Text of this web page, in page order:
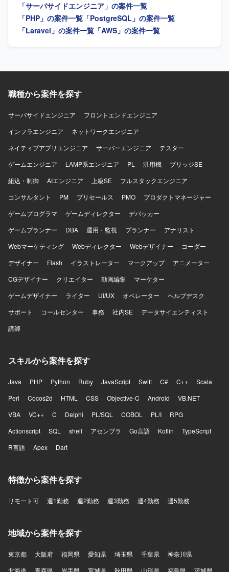
開発になります。次期フレームワークとしてLaravelや
Symfony等のMVCフレームワークを検討し、E2Eテスト自
動化にPlaywright等のツールを利用いたします。
やGoの導入も検討中です。 AIツール：Claude
Code, Cursor, Codex, Gemini など スクラム開発
（JIRAを利用） チーム構成：7名（ディレクター2名、エン
ジニア4名、アシスタント2名）
「サーバサイドエンジニア」の案件一覧
「PHP」の案件一覧 「PostgreSQL」の案件一覧
「Laravel」の案件一覧 「AWS」の案件一覧
職種から案件を探す
サーバサイドエンジニア
フロントエンドエンジニア
インフラエンジニア
ネットワークエンジニア
ネイティブアプリエンジニア
サーバーエンジニア
テスター
ゲームエンジニア
LAMP系エンジニア PL 汎用機
ブリッジSE
組込・制御
AIエンジニア 上級SE
フルスタックエンジニア
コンサルタント
PM プリセールス PMO
プロダクトマネージャー
ゲームプログラマ
ゲームディレクター
デバッカー
ゲームプランナー
DBA 運用・監視 プランナー
アナリスト
Webマーケティング
Webディレクター Webデザイナー
コーダー
デザイナー
Flash イラストレーター マークアップ
アニメーター
CGデザイナー
クリエイター 動画編集
マーケター
ゲームデザイナー
ライター UI/UX オペレーター
ヘルプデスク
サポート
コールセンター 事務 社内SE
データサイエンティスト
講師
スキルから案件を探す
Java PHP Python Ruby JavaScript Swift C# C++
Scala
Perl
Cocos2d HTML CSS Objective-C Android
VB.NET
VBA
VC++ C Delphi PL/SQL COBOL PL/I
RPG
Actionscript
SQL shell アセンブラ Go言語 Kotlin
TypeScript
R言語
Apex Dart
特徴から案件を探す
リモート可 週1勤務 週2勤務 週3勤務 週4勤務 週5勤務
地域から案件を探す
東京都 大阪府 福岡県 愛知県 埼玉県 千葉県
神奈川県
北海道
青森県 岩手県 宮城県 秋田県 山形県 福島県 茨城県